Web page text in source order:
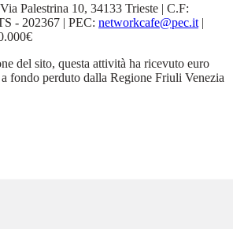
Palestrina 10, 34133 Trieste | C.F:
- 202367 | PEC: networkcafe@pec.it |
del sito, questa attività ha ricevuto euro
fondo perduto dalla Regione Friuli Venezia